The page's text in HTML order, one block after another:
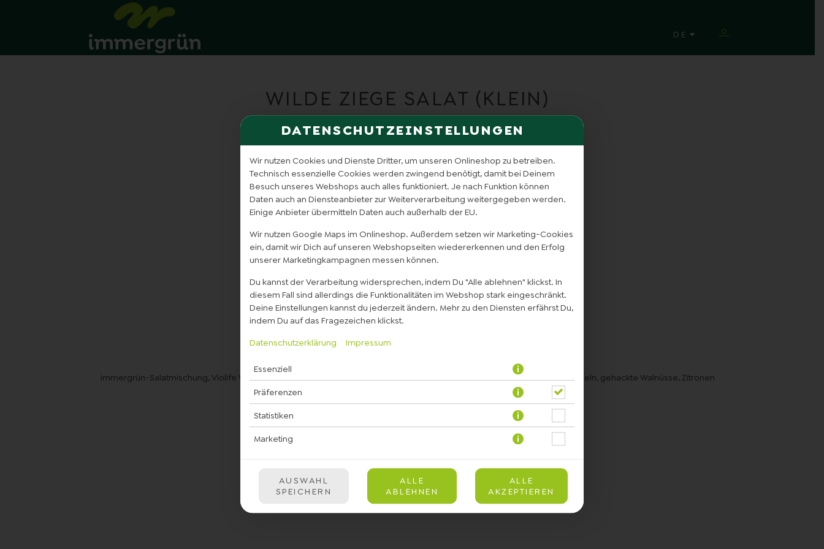
DATENSCHUTZEINSTELLUNGEN
Wir nutzen Cookies und Dienste Dritter, um unseren Onlineshop zu betreiben.
Technisch essenzielle Cookies werden zwingend benötigt, damit bei Deinem
Besuch unseres Webshops auch alles funktioniert. Je nach Funktion können
Daten auch an Diensteanbieter zur Weiterverarbeitung weitergegeben werden.
Einige Anbieter übermitteln Daten auch außerhalb der EU.
Wir nutzen Google Maps im Onlineshop. Außerdem setzen wir Marketing-Cookies
ein, damit wir Dich auf unseren Webshopseiten wiedererkennen und den Erfolg
unserer Marketingkampagnen messen können.
Du kannst der Verarbeitung widersprechen, indem Du "Alle ablehnen" klickst. In
diesem Fall sind allerdings die Funktionalitäten im Webshop stark eingeschränkt.
Deine Einstellungen kannst du jederzeit ändern. Mehr zu den Diensten erfährst Du,
indem Du auf das Fragezeichen klickst.
Datenschutzerklärung
Impressum
Essenziell
Präferenzen
Statistiken
Marketing
AUSWAHL
SPEICHERN
ALLE
ABLEHNEN
ALLE
AKZEPTIEREN
DE
SPRACHE ÄNDERN
WILDE ZIEGE SALAT (KLEIN)
immergrün-Salatmischung, Violife White Greek Block, Grillgemüse an Balsamico Creme, Kirschtomaten, eingelegte Zwiebeln, gehackte Walnüsse, Zitronen